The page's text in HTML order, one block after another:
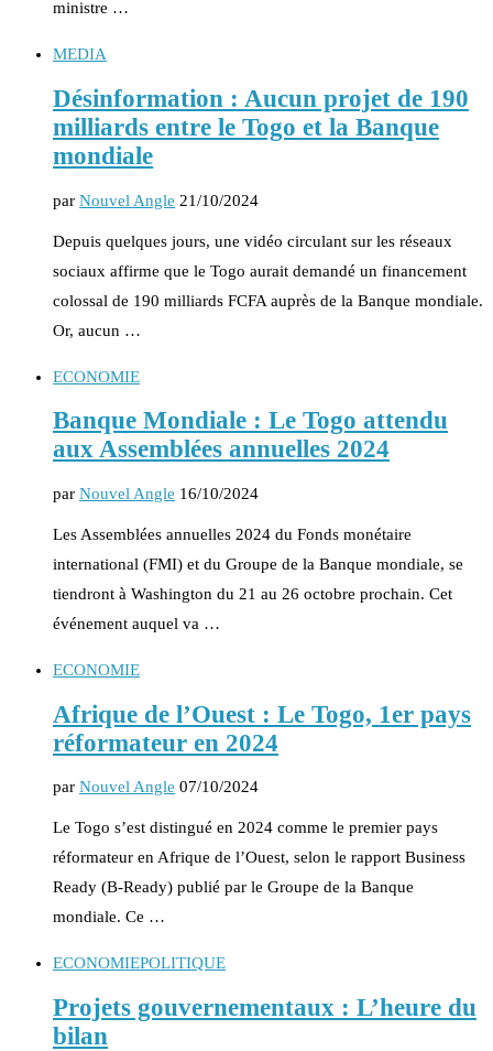
ministre …
MEDIA
Désinformation : Aucun projet de 190
milliards entre le Togo et la Banque
mondiale
par Nouvel Angle 21/10/2024
Depuis quelques jours, une vidéo circulant sur les réseaux
sociaux affirme que le Togo aurait demandé un financement
colossal de 190 milliards FCFA auprès de la Banque mondiale.
Or, aucun …
ECONOMIE
Banque Mondiale : Le Togo attendu
aux Assemblées annuelles 2024
par Nouvel Angle 16/10/2024
Les Assemblées annuelles 2024 du Fonds monétaire
international (FMI) et du Groupe de la Banque mondiale, se
tiendront à Washington du 21 au 26 octobre prochain. Cet
événement auquel va …
ECONOMIE
Afrique de l’Ouest : Le Togo, 1er pays
réformateur en 2024
par Nouvel Angle 07/10/2024
Le Togo s’est distingué en 2024 comme le premier pays
réformateur en Afrique de l’Ouest, selon le rapport Business
Ready (B-Ready) publié par le Groupe de la Banque
mondiale. Ce …
ECONOMIEPOLITIQUE
Projets gouvernementaux : L’heure du
bilan